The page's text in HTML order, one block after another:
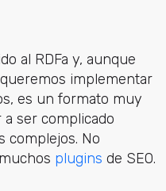
al RDFa y, aunque
implementar
es un formato muy
ser complicado
complejos. No
plugins de SEO.